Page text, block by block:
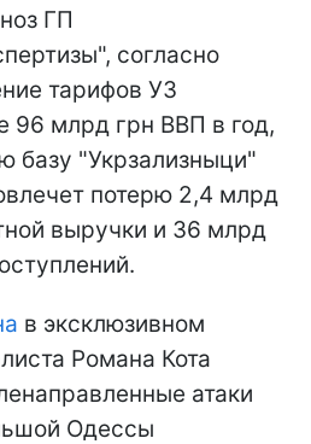
ГП
согласно
тарифов УЗ
96 млрд грн ВВП в год,
базу "Укрзализныци"
потерю 2,4 млрд
выручки и 36 млрд
в эксклюзивном
Романа Кота
атаки
Одессы